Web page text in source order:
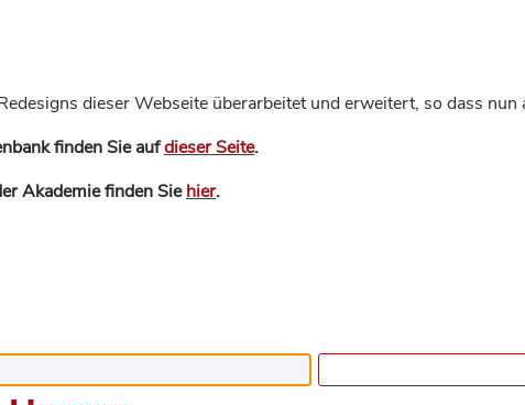
dieser Webseite überarbeitet und erweitert, so dass
finden Sie aufdieser Seite.
Akademie finden Siehier.